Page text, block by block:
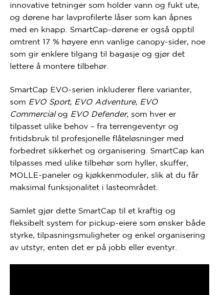
innovative tetninger som holder vann og fukt ute,
og dørene har lavprofilerte låser som kan åpnes
med en knapp. SmartCap-dørene er også opptil
omtrent 17 % høyere enn vanlige canopy-sider, noe
som gir enklere tilgang til bagasje og gjør det
lettere å montere tilbehør.
SmartCap EVO-serien inkluderer flere varianter,
som EVO Sport, EVO Adventure, EVO
Commercialog EVO Defender, som hver er
tilpasset ulike behov – fra terrengeventyr og
fritidsbruk til profesjonelle flåteløsninger med
forbedret sikkerhet og organisering. SmartCap kan
tilpasses med ulike tilbehør som hyller, skuffer,
MOLLE-paneler og kjøkkenmoduler, slik at du får
maksimal funksjonalitet i lasteområdet.
Samlet gjør dette SmartCap til et kraftig og
fleksibelt system for pickup-eiere som ønsker både
styrke, tilpasningsmuligheter og enkel organisering
av utstyr, enten det er på jobb eller eventyr.